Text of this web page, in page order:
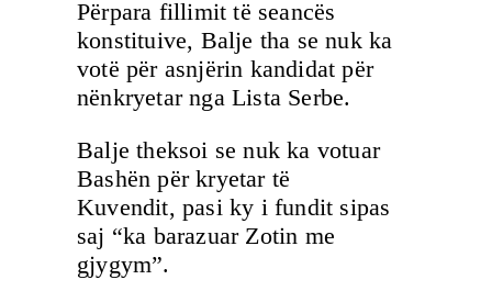
Përpara fillimit të seancës
konstituive, Balje tha se nuk ka
votë për asnjërin kandidat për
nënkryetar nga Lista Serbe.
Balje theksoi se nuk ka votuar
Bashën për kryetar të
Kuvendit, pasi ky i fundit sipas
saj “ka barazuar Zotin me
gjygym”.